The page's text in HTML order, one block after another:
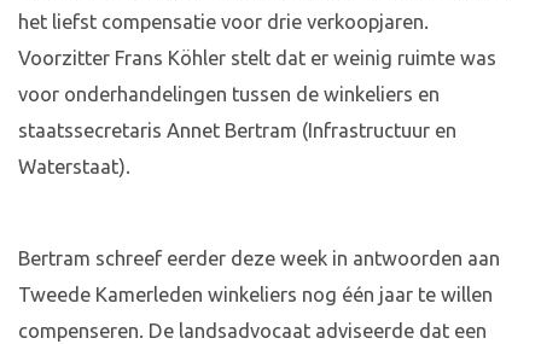
het liefst compensatie voor drie verkoopjaren.
Voorzitter Frans Köhler stelt dat er weinig ruimte was
voor onderhandelingen tussen de winkeliers en
staatssecretaris Annet Bertram (Infrastructuur en
Waterstaat).
Bertram schreef eerder deze week in antwoorden aan
Tweede Kamerleden winkeliers nog één jaar te willen
compenseren. De landsadvocaat adviseerde dat een